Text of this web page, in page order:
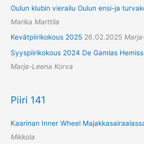
Oulun klubin vierailu Oulun ensi-ja
Marika Marttila
Kevätpiirikokous 2025 26.02.2025
Syyspiirikokous 2024 De Gamlas
Marja-Leena Korva
Piiri 141
Kaarinan Inner Wheel
Mikkola